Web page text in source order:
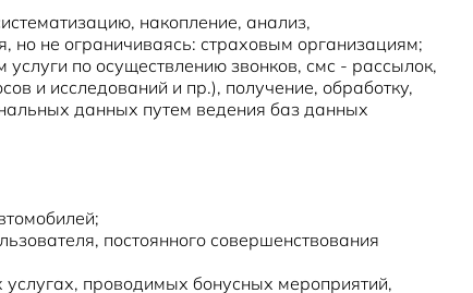
накопление, анализ,
не ограничиваясь: страховым организациям;
по осуществлению звонков, смс - рассылок,
и исследований и пр.), получение, обработку,
данных путем ведения баз данных
постоянного совершенствования
проводимых бонусных мероприятий,